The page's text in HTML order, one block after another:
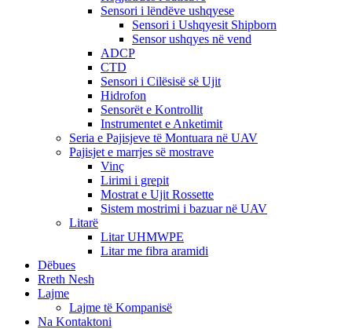
Sensori i lëndëve ushqyese
Sensori i Ushqyesit Shipborn
Sensor ushqyes në vend
ADCP
CTD
Sensori i Cilësisë së Ujit
Hidrofon
Sensorët e Kontrollit
Instrumentet e Anketimit
Seria e Pajisjeve të Montuara në UAV
Pajisjet e marrjes së mostrave
Vinç
Lirimi i grepit
Mostrat e Ujit Rossette
Sistem mostrimi i bazuar në UAV
Litarë
Litar UHMWPE
Litar me fibra aramidi
Dëbues
Rreth Nesh
Lajme
Lajme të Kompanisë
Na Kontaktoni